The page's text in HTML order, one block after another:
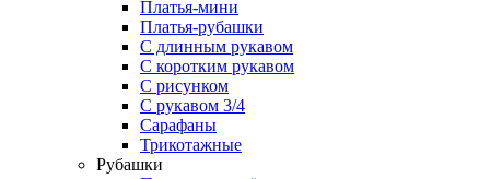
Платья-мини
Платья-рубашки
С длинным рукавом
С коротким рукавом
С рисунком
С рукавом 3/4
Сарафаны
Трикотажные
Рубашки